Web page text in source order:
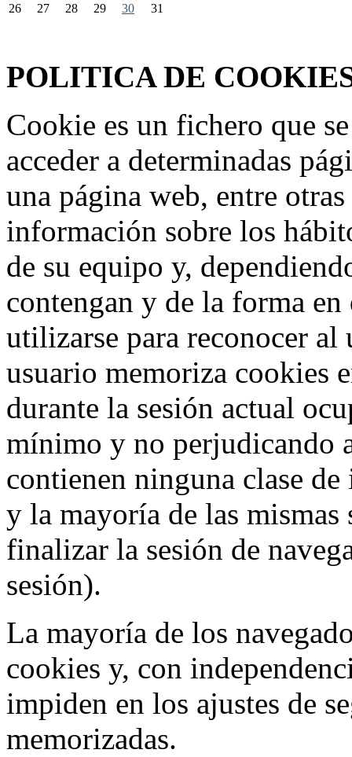
26 27 28 29 30
31
POLITICA DE
Cookie es un fichero que
acceder a determinadas
una página web, entre
información sobre los
de su equipo y,
contengan y de la forma
utilizarse para reconocer
usuario memoriza cookies
durante la sesión actual
mínimo y no perjudicando
contienen ninguna clase
y la mayoría de las
finalizar la sesión de
sesión).
La mayoría de los
cookies y, con
impiden en los ajustes de
memorizadas.